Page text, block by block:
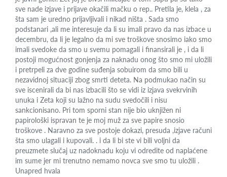
sve nade izjave i prijave okačili mačku o rep.. Pretila je, klela , za
šta sam je uredno prijavljivali i nikad ništa . Sada smo
podstanari ,ali me interesuje da li su imali pravo da nas izbace u
decembru, da li je legalno da mi sve troškove snosimo iako smo
imali svedoke da smo u svemu pomagali i finansirali je , i da li
postoji mogućnost gonjenja za naknadu onog što smo mi uložili
i pretrpeli za dve godine suđenja sobuirom da smo bili u
nezavidnoj situaciji zbog smrti deteta. Na podmukao način su
sve iscenirali da bi nas izbacili što se vidi iz izjava svekrvinih
unuka i Zeta koji su lažno na sudu svedočili i nisu
sankcionisano. Pri tom sporni stan nije bio uknjižen ni
papirološki ispravan te je moj muž za sve papire snosio
troškove . Naravno za sve postoje dokazi, presuda ,izjave računi
šta smo ulagali i kupovali. . i da li bi ste vi bili voljni da
preuzmete slučaj uz nadoknadu koju vi odredite od naplaćene
im sume jer mi trenutno nemamo novca sve smo tu uložili .
Unapred hvala